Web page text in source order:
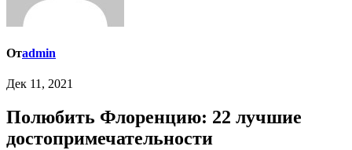
Отadmin
Дек 11, 2021
Полюбить Флоренцию: 22 лучшие
достопримечательности